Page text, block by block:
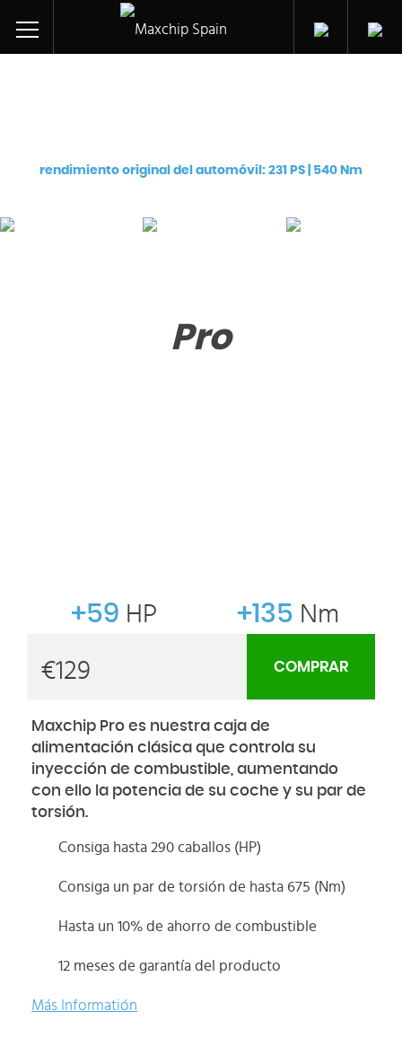
rendimiento original del automóvil: 231 PS | 540 Nm
Pro
+59 HP +135 Nm
€129 COMPRAR
Maxchip Pro es nuestra caja de
alimentación clásica que controla su
inyección de combustible, aumentando
con ello la potencia de su coche y su par de
torsión.
Consiga hasta 290 caballos (HP)
Consiga un par de torsión de hasta 675 (Nm)
Hasta un 10% de ahorro de combustible
12 meses de garantía del producto
Más Informatión